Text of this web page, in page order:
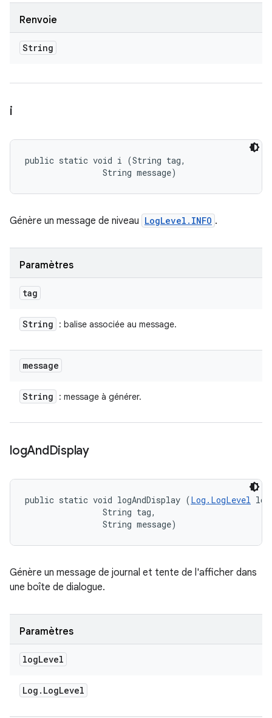
Renvoie
String
i
public static void i (String tag,
                String message)
Génère un message de niveau LogLevel.INFO .
Paramètres
tag
String : balise associée au message.
message
String : message à générer.
logAndDisplay
public static void logAndDisplay (Log.LogLevel
                String tag,
                String message)
Génère un message de journal et tente de l'afficher dans
une boîte de dialogue.
Paramètres
logLevel
Log . LogLevel